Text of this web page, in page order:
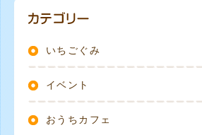
いちごぐみ
イベント
おうちカフェ